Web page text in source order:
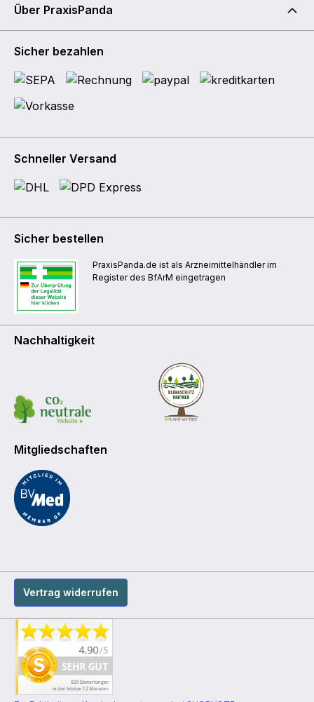
Über PraxisPanda
Sicher bezahlen
Schneller Versand
Sicher bestellen
PraxisPanda.de ist als Arzneimittelhändler im
Register des BfArM eingetragen
Nachhaltigkeit
Mitgliedschaften
Vertrag widerrufen